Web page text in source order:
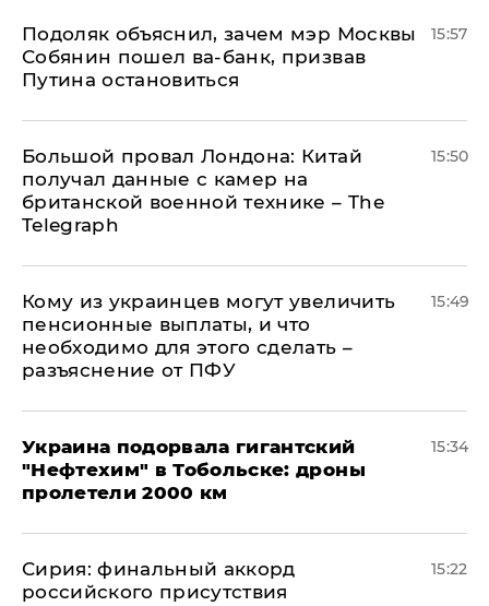
Подоляк объяснил, зачем мэр Москвы
Собянин пошел ва-банк, призвав
Путина остановиться
15:57
Большой провал Лондона: Китай
получал данные с камер на
британской военной технике – The
Telegraph
15:50
Кому из украинцев могут увеличить
пенсионные выплаты, и что
необходимо для этого сделать –
разъяснение от ПФУ
15:49
Украина подорвала гигантский
"Нефтехим" в Тобольске: дроны
пролетели 2000 км
15:34
​Сирия: финальный аккорд
российского присутствия
15:22